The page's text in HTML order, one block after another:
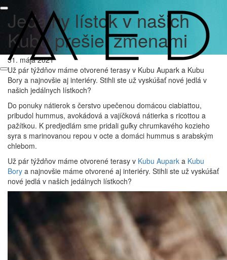
Jedálny lístok v našich
Kubu prešiel zmenami
31. mája 2021
Už pár týždňov máme otvorené terasy v Kubu Aupark a Kubu
Bory a najnovšie aj interiéry. Stihli ste už vyskúšať nové jedlá v
našich jedálnych lístkoch?
Do ponuky nátierok s čerstvo upečenou domácou ciabiattou,
pribudol hummus, avokádová a vajíčková nátierka s ricottou a
pažítkou. K predjedlám sme pridali guľky chrumkavého kozieho
syra s marinovanou repou v octe a domáci hummus s arabským
chlebom.
Už pár týždňov máme otvorené terasy v Kubu Aupark a Kubu
Bory a najnovšie máme otvorené aj interiéry. Stihli ste už vyskúšať
nové jedlá v našich jedálnych lístkoch?